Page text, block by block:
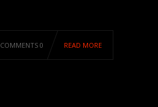
COMMENTS 0 READ MORE